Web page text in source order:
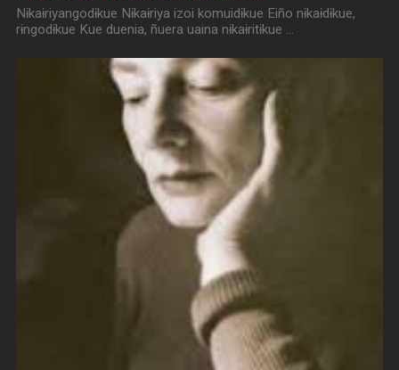
Nɨkaɨriyangodɨkue Nɨkaɨriya izoi komuidɨkue Eiño nɨkaɨdɨkue,
rɨngodɨkue Kue duenia, ñuera uaina nɨkaɨritɨkue …